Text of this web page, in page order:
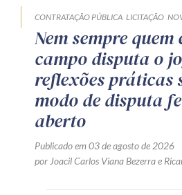
CONTRATAÇÃO PÚBLICA LICITAÇÃO
Nem sempre
campo disputa o
reflexões práticas
modo de disputa
aberto
Publicado em 03 de agosto de 2026
por Joacil Carlos Viana Bezerrae